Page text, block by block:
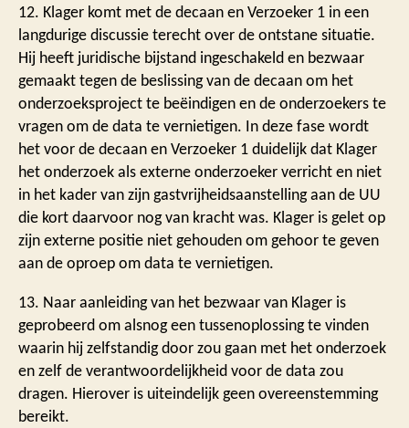
12. Klager komt met de decaan en Verzoeker 1 in een
langdurige discussie terecht over de ontstane situatie.
Hij heeft juridische bijstand ingeschakeld en bezwaar
gemaakt tegen de beslissing van de decaan om het
onderzoeksproject te beëindigen en de onderzoekers te
vragen om de data te vernietigen. In deze fase wordt
het voor de decaan en Verzoeker 1 duidelijk dat Klager
het onderzoek als externe onderzoeker verricht en niet
in het kader van zijn gastvrijheidsaanstelling aan de UU
die kort daarvoor nog van kracht was. Klager is gelet op
zijn externe positie niet gehouden om gehoor te geven
aan de oproep om data te vernietigen.
13. Naar aanleiding van het bezwaar van Klager is
geprobeerd om alsnog een tussenoplossing te vinden
waarin hij zelfstandig door zou gaan met het onderzoek
en zelf de verantwoordelijkheid voor de data zou
dragen. Hierover is uiteindelijk geen overeenstemming
bereikt.